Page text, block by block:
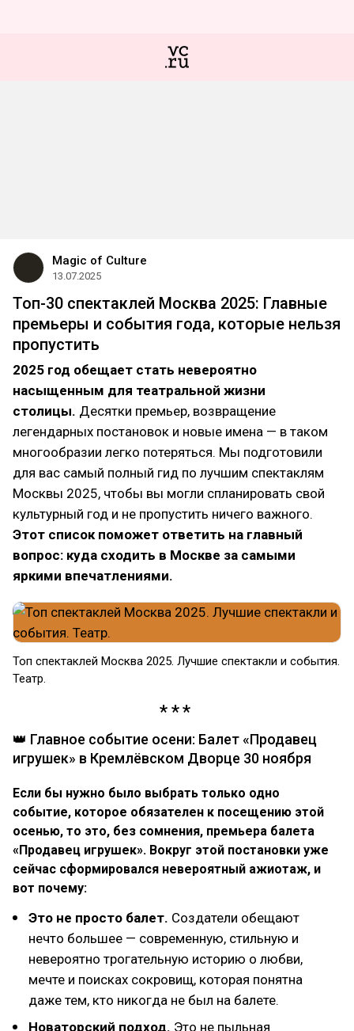
Magic of Culture
13.07.2025
Топ-30 спектаклей Москва 2025: Главные
премьеры и события года, которые нельзя
пропустить
2025 год обещает стать невероятно
насыщенным для театральной жизни
столицы. Десятки премьер, возвращение
легендарных постановок и новые имена — в таком
многообразии легко потеряться. Мы подготовили
для вас самый полный гид по лучшим спектаклям
Москвы 2025, чтобы вы могли спланировать свой
культурный год и не пропустить ничего важного.
Этот список поможет ответить на главный
вопрос: куда сходить в Москве за самыми
яркими впечатлениями.
Топ спектаклей Москва 2025. Лучшие спектакли и события.
Театр.
👑 Главное событие осени: Балет «Продавец
игрушек» в Кремлёвском Дворце 30 ноября
Если бы нужно было выбрать только одно
событие, которое обязателен к посещению этой
осенью, то это, без сомнения, премьера балета
«Продавец игрушек». Вокруг этой постановки уже
сейчас сформировался невероятный ажиотаж, и
вот почему:
Это не просто балет. Создатели обещают
нечто большее — современную, стильную и
невероятно трогательную историю о любви,
мечте и поисках сокровищ, которая понятна
даже тем, кто никогда не был на балете.
Новаторский подход. Это не пыльная